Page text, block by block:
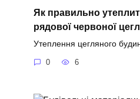
Як правильно
рядової червоної
Утеплення цегляного
0 6